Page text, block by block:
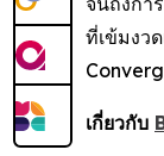
ที่เข้มงว
เกี่ยวกับ